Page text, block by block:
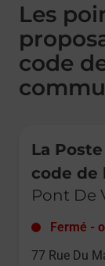
Les
code
La
code de
Pont De
Fermé -
77 Rue Du